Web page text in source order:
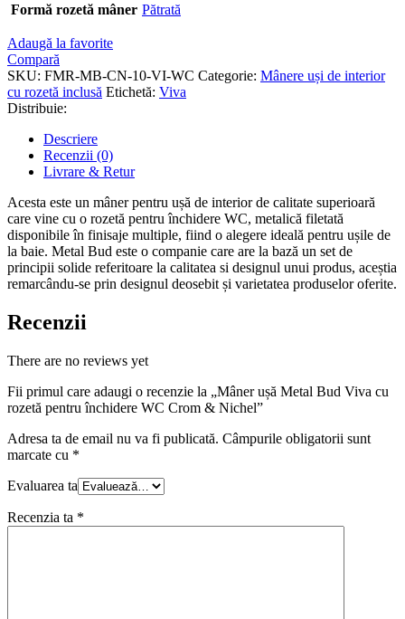
Formă rozetă mâner Pătrată
Adaugă la favorite
Compară
SKU: FMR-MB-CN-10-VI-WC Categorie: Mânere uși de interior
cu rozetă inclusă Etichetă: Viva
Distribuie:
Descriere
Recenzii (0)
Livrare & Retur
Acesta este un mâner pentru ușă de interior de calitate superioară
care vine cu o rozetă pentru închidere WC, metalică filetată
disponibile în finisaje multiple, fiind o alegere ideală pentru ușile de
la baie. Metal Bud este o companie care are la bază un set de
principii solide referitoare la calitatea si designul unui produs, aceștia
remarcându-se prin designul deosebit și varietatea produselor oferite.
Recenzii
There are no reviews yet
Fii primul care adaugi o recenzie la „Mâner ușă Metal Bud Viva cu
rozetă pentru închidere WC Crom & Nichel”
Adresa ta de email nu va fi publicată. Câmpurile obligatorii sunt
marcate cu *
Evaluarea ta
Recenzia ta *